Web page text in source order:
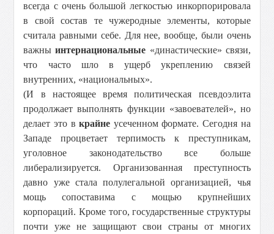
всегда с очень большой легкостью инкорпорировала
в свой состав те чужеродные элементы, которые
считала равными себе. Для нее, вообще, были очень
важныинтернациональные «династические» связи,
что часто шло в ущерб укреплению связей
внутренних, «национальных».
(И в настоящее время политическая псевдоэлита
продолжает выполнять функции «завоевателей», но
делает это вкрайне усеченном формате. Сегодня на
Западе процветает терпимость к преступникам,
уголовное законодательство все больше
либерализируется. Организованная преступность
давно уже стала полулегальной организацией, чья
мощь сопоставима с мощью крупнейших
корпораций. Кроме того, государственные структуры
почти уже не защищают свои страны от многих